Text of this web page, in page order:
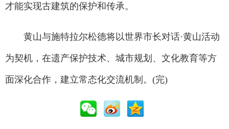
才能实现古建筑的保护和传承。
黄山与施特拉尔松德将以世界市长对话·黄山活动
为契机，在遗产保护技术、城市规划、文化教育等方
面深化合作，建立常态化交流机制。(完)